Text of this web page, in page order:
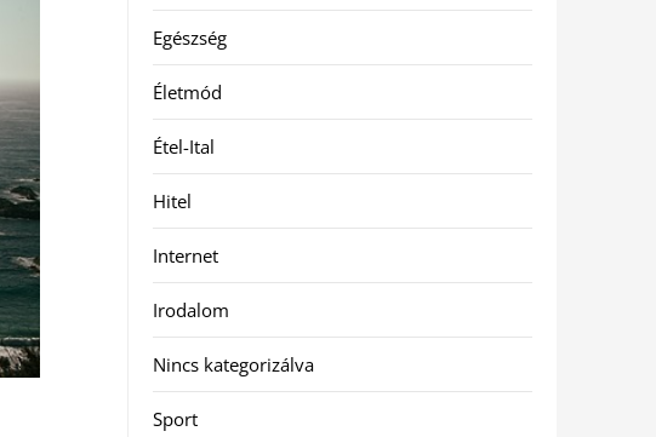
Egészség
Életmód
Étel-Ital
Hitel
Internet
Irodalom
Nincs kategorizálva
Sport